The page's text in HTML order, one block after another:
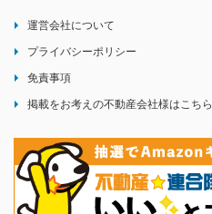
運営会社について
プライバシーポリシー
免責事項
掲載をお考えの不動産会社様はこちら